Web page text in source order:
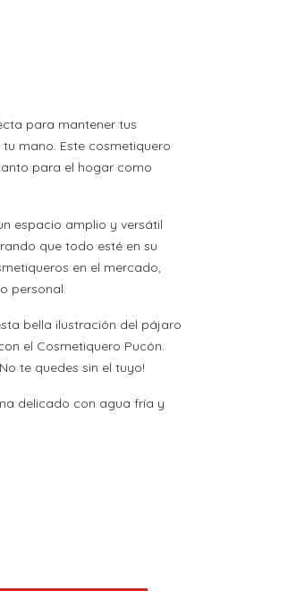
para mantener tus
mano. Este cosmetiquero
para el hogar como
espacio amplio y versátil
que todo esté en su
en el mercado,
personal.
bella ilustración del pájaro
el Cosmetiquero Pucón.
te quedes sin el tuyo!
delicado con agua fría y